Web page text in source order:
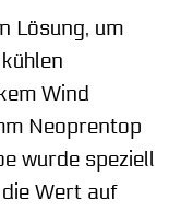
Lösung, um
Wind
Neoprentop
wurde speziell
Wert auf